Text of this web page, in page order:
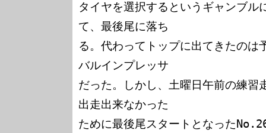
タイヤを選択するというギャンブル
て、最後尾に落ち
る。代わってトップに出てきたの
バルインプレッサ
だった。しかし、土曜日午前の練習
出走出来なかった
ために最後尾スタートとなった